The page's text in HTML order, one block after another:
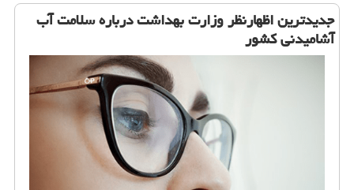
جدیدترین اظهارنظر وزارت بهداشت درباره سلامت آب
آشامیدنی كشور